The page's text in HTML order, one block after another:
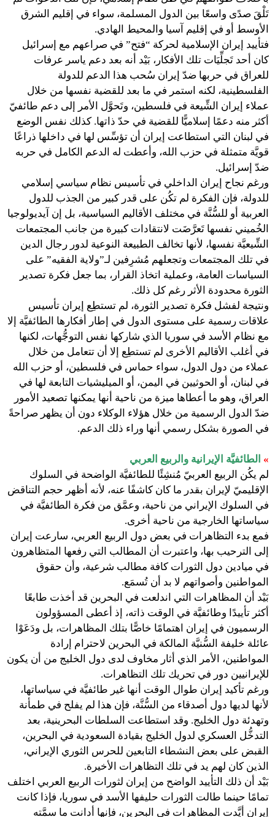
تَلْقَ صدًى واسعًا بين الدول المسلمة، سواء في إقليم الشرق
الأوسط أو في إقليم آسيا والمحيط الهادي.
فتأييد إيران الإسلامية لحركة “فتح” في صراعهم مع إسرائيل
كان أحد تَجلِّيَات تلك الأفكار، بَيْد أنه بعد دعم ياسر عرفات
للعراق في حربها ضدّ إيران سُحب هذا الدعم للدولة
الفلسطينية، لكنه استمر في ما بعد للقضية نفسها من خلال
عملاء إيران الشِّيعة في فلسطين، وتَحوَّل الأمر إلى دعم طائفيّ
أكثر منه دعمًا إسلاميًّا للقضية في حدّ ذاتها. كذلك نفس الوضع
في لبنان التي استطاعت إيران أن تؤسِّس لها في داخلها ذراعًا
قويَّة متمثلة في حزب الله، وأعطت له الدعم الكامل في حربه
ضدّ إسرائيل.
ورغم نجاح إيران الداخلي في تأسيس نظام سياسي إسلامي
للدولة، فإن الفكرة لم تكُن على قدر كبير من الجذب للدول
العربية أو للسُّنَّة في مختلف الأقاليم السياسية، بل إن آيديولوجيا
الخُميني نفسها تَعرَّضَت لانتقادات كبيرة من جانب المجتمعات
الشِّيعيَّة نفسها، لأنها تخالف الطبيعة النوعية لدور رجال الدين
في تلك المجتمعات وتجعلهم مُشرِفين لـ”ولاية الفقيه” على
السياسات العامة، وعملية اتخاذ القرار، بما جعل فكرة تصدير
الثورة محدودة الأثر رغم كل ذلك.
ونتيجة لفشل فكرة تصدير الثورة، لم تستطِع إيران تأسيس
علاقات رسمية على مستوى الدول في إطار أفكارها الطائفيَّة إلا
مع نظام الأسد في سوريا الذي شاركها نفس التوجُّهات، لكنها
في أغلب الأقاليم الأخرى لم تستطِع إلا أن تتعامل من خلال
عملاء من دول الدول، سواء حماس في فلسطين، أو حزب الله
في لبنان، أو الحوثيين في اليمن، أو الميليشيات التابعة لها في
العراق، وهو ما أعطاها ميزة من ناحية أنها يمكنها تصعيد الأمور
ضدّ الدول الرسمية من خلال هؤلاء الوكلاء دون أن يظهر صراحةً
في الصورة بشكل رسمي أنها وراء ذلك الدعم.
» الطائفيَّة الإيرانية والربيع العربي
لم يكُن الربيع العربيّ مُنشِئًا للطائفيَّة الواضحة في السلوك
الإقليميّ لإيران بقدر ما كان كاشفًا عنه، لأنه أظهر حجم التناقض
في السلوك الإيراني من ناحية، وعمَّق من فكرة الطائفيَّة في
سياساتها الخارجية من ناحية أخرى.
فمع بدء التظاهرات في بعض دول الربيع العربي، سارعت إيران
إلى الترحيب بها، واعتبرت أن المطالب التي رفعها المتظاهرون
في ميادين دول الثورات كافة مطالب شرعية، وأن حقوق
المواطنين وأصواتهم لا بد أن تُسمَع.
بَيْد أن المظاهرات التي اندلعت في البحرين قد أخذت طابعًا
أكثر تأييدًا وطائفيَّة في الوقت ذاته، إذ أعطى المسؤولون
الرسميون في إيران اهتمامًا خاصًّا بتلك المظاهرات، بل ودَعَوْا
عائلة خليفة السُّنيَّة المالكة في البحرين لاحترام إرادة
المواطنين، الأمر الذي أثار مخاوف لدى دول الخليج من أن يكون
للإيرانيين دور في تحريك تلك التظاهرات.
ورغم تأكيد إيران طوال الوقت أنها غير طائفيَّة في سياساتها،
لأنها لديها دول أصدقاء من السُّنَّة، فإن هذا لم يفلح في طمأنة
وتهدئة دول الخليج. وقد استطاعت السلطات البحرينية، بعد
التدخُّل العسكري لدول الخليج بقيادة السعودية في البحرين،
القبض على بعض النشطاء التابعين للحرس الثوري الإيراني،
الذين كان لهم يد في تلك التظاهرات الأخيرة.
بَيْد أن ذلك التأييد الواضح من إيران لثورات الربيع العربي اختلف
تمامًا حينما طالت الثورات حليفها الأسد في سوريا، فإذا كانت
إيران أيَّدت المظاهرات في البحرين، فإنها أدانت ما سمَّته